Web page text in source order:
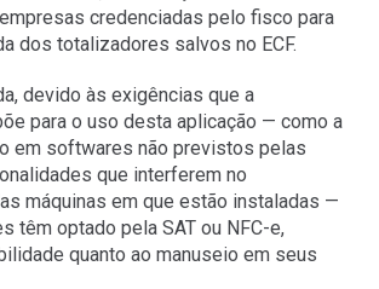
credenciadas pelo fisco para
dos totalizadores salvos no ECF.
devido às exigências que a
para o uso desta aplicação — como a
em softwares não previstos pelas
que interferem no
máquinas em que estão instaladas —
têm optado pela SAT ou NFC-e,
quanto ao manuseio em seus